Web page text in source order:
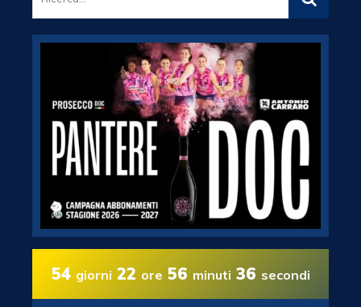
54 giorni 22 ore 56 minuti 35 secondi